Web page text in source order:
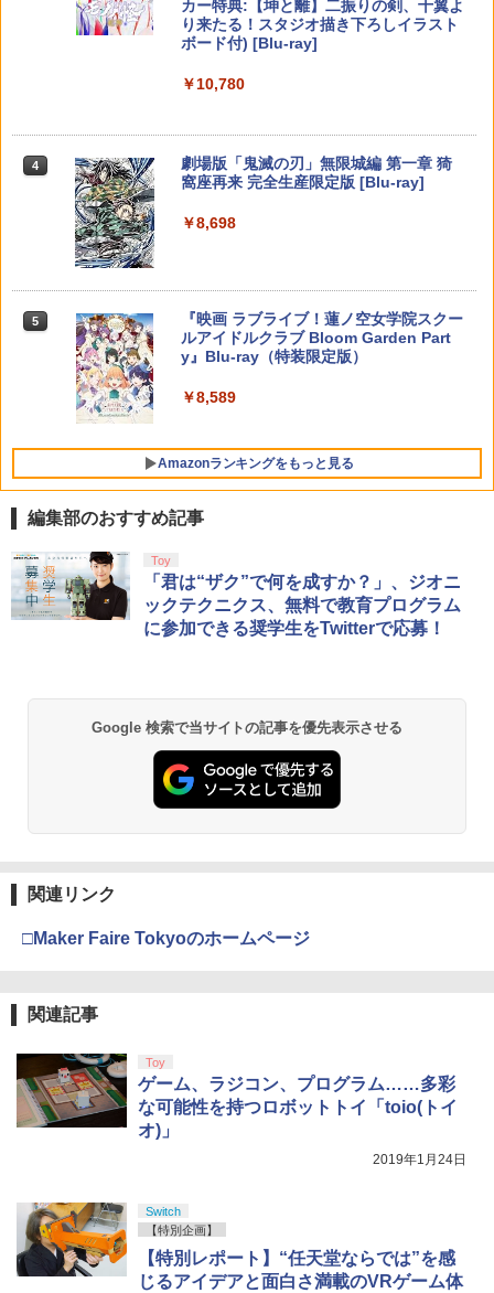
任天堂 【Switch2】ゼルダの伝説 ブレス
オブ ザ ワイルド Nintendo Switch 2 Ed
ition [NXS-P-AAAAH NSW2 ゼルダノデ
ンセツ ブレス オブ ザ ワイルド]
￥7,710
鬼武者 Way of the Sword 【Switch2】
POT-P-ABNMA
【特典】MARVEL Tōkon: Fighting So
uls(【早期購入封入特典】ロビーのアイ
【特典】トゥームレイダー：レガシー・
典】コスチューム「ララ・クロフト・サ
￥7,012
￥1,680
ションパス（ダウンロード版）※3,200
￥4,400
ロゲーム互換機 )（ コントローラーアダ
プターセット ）CY-RF-RW HDMI出力 ど
こでもセーブ 互換機種 FC SFC SNES G
B GBC GBA MD GEN PCE TG-16 PCE
SG
￥25,300
【中古】うどんの国の金色毛鞠 第一巻/
Blu−ray Disc/VPXY-71489
【送料無料】劇場版「鬼滅の刃」無限城
編 第一章 猗窩座再来(通常版)【Blu-ra
￥4,400
ニンテンドープリペイド番号 9000円|オ
ンラインコード版
￥9,000
ニンテンドープリペイド番号 5000円|オ
ンラインコード版
トローラー ミッドナイト ブラック(CFI-
【純正品】DualSense ワイヤレスコン
￥10,737
【純正品】Xbox 充電式バッテリー + US
B-C ケーブル
￥2,618
【国内正規品】Thrustmaster スラスト
S5、PS5 Pro、Xbox One、Xbox Serie
￥14,141
カー特典:【坤と離】二振りの剣、十翼よ
り来たる！スタジオ描き下ろしイラスト
ボード付) [Blu-ray]
￥10,780
4
劇場版「鬼滅の刃」無限城編 第一章 猗
窩座再来 完全生産限定版 [Blu-ray]
￥8,698
5
『映画 ラブライブ！蓮ノ空女学院スクー
ルアイドルクラブ Bloom Garden Part
y』Blu-ray（特装限定版）
￥8,589
Amazonランキングをもっと見る
編集部のおすすめ記事
Toy
「君は“ザク”で何を成すか？」、ジオニ
ックテクニクス、無料で教育プログラム
に参加できる奨学生をTwitterで応募！
Google 検索で当サイトの記事を優先表示させる
関連リンク
□Maker Faire Tokyoのホームページ
関連記事
Toy
ゲーム、ラジコン、プログラム……多彩
な可能性を持つロボットトイ「toio(トイ
オ)」
2019年1月24日
Switch
【特別企画】
【特別レポート】“任天堂ならでは”を感
じるアイデアと面白さ満載のVRゲーム体